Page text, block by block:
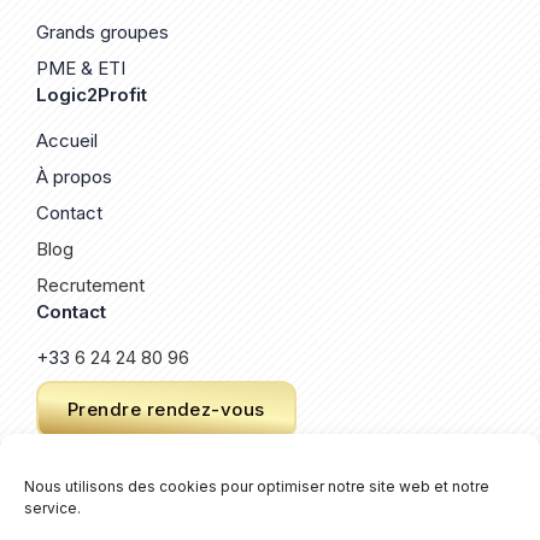
Nous utilisons des cookies pour optimiser notre site web et notre
service.
Grands groupes
PME & ETI
Logic2Profit
Accueil
À propos
Contact
Blog
Recrutement
Contact
+33 6 24 24 80 96
Prendre rendez-vous
© 2026 Logic2Profit. Un site créé par